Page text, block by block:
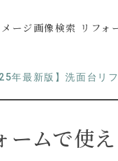
ージ画像検索 リフォ
年最新版】洗面台リ
ームで使